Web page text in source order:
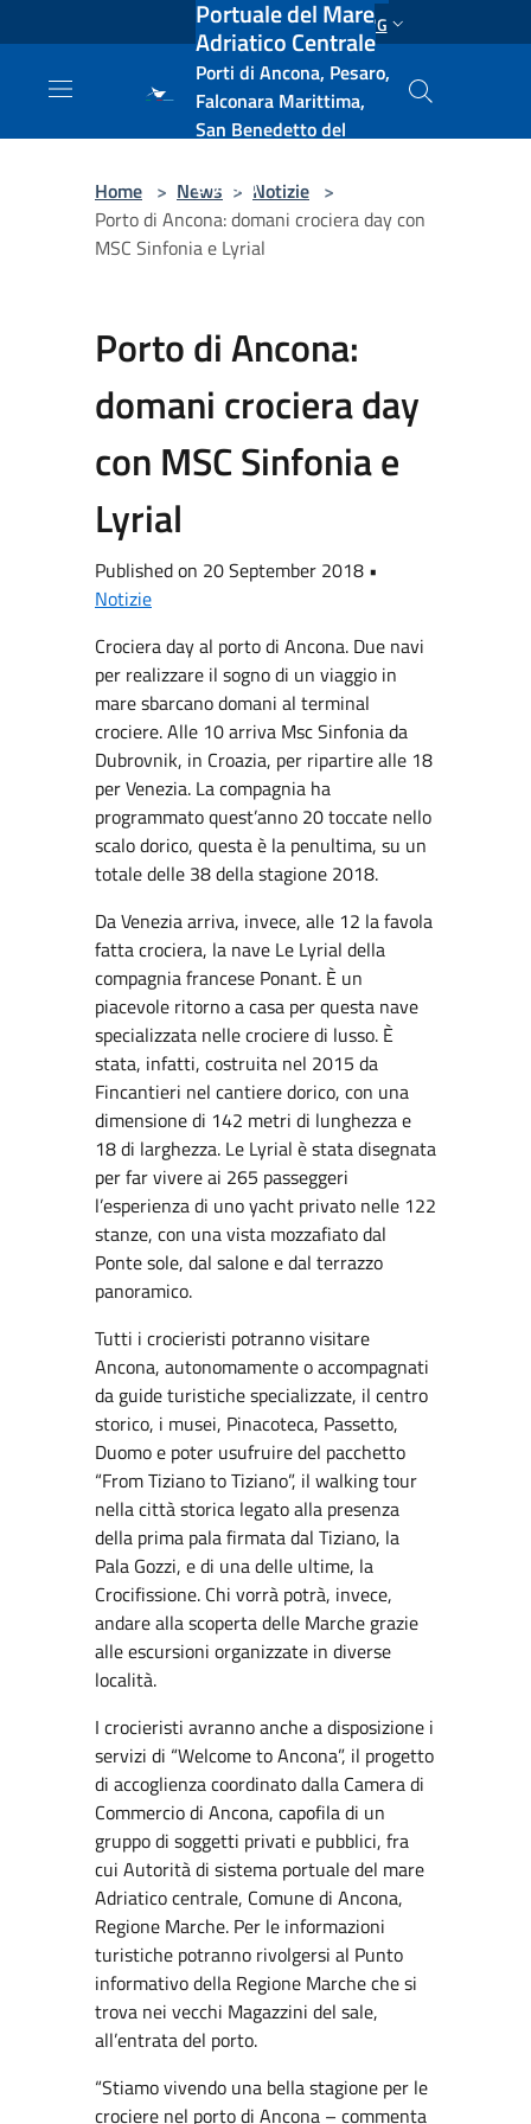
Salta al contenuto principale ENG
Portuale del Mare
Adriatico Centrale
Porti di Ancona, Pesaro,
Falconara Marittima,
San Benedetto del
e Vasto
Home > News > Notizie >
Porto di Ancona: domani crociera day con
MSC Sinfonia e Lyrial
Porto di Ancona:
domani crociera day
con MSC Sinfonia e
Lyrial
Published on 20 September 2018 •
Notizie
Crociera day al porto di Ancona. Due navi
per realizzare il sogno di un viaggio in
mare sbarcano domani al terminal
crociere. Alle 10 arriva Msc Sinfonia da
Dubrovnik, in Croazia, per ripartire alle 18
per Venezia. La compagnia ha
programmato quest’anno 20 toccate nello
scalo dorico, questa è la penultima, su un
totale delle 38 della stagione 2018.
Da Venezia arriva, invece, alle 12 la favola
fatta crociera, la nave Le Lyrial della
compagnia francese Ponant. È un
piacevole ritorno a casa per questa nave
specializzata nelle crociere di lusso. È
stata, infatti, costruita nel 2015 da
Fincantieri nel cantiere dorico, con una
dimensione di 142 metri di lunghezza e
18 di larghezza. Le Lyrial è stata disegnata
per far vivere ai 265 passeggeri
l’esperienza di uno yacht privato nelle 122
stanze, con una vista mozzafiato dal
Ponte sole, dal salone e dal terrazzo
panoramico.
Tutti i crocieristi potranno visitare
Ancona, autonomamente o accompagnati
da guide turistiche specializzate, il centro
storico, i musei, Pinacoteca, Passetto,
Duomo e poter usufruire del pacchetto
“From Tiziano to Tiziano”, il walking tour
nella città storica legato alla presenza
della prima pala firmata dal Tiziano, la
Pala Gozzi, e di una delle ultime, la
Crocifissione. Chi vorrà potrà, invece,
andare alla scoperta delle Marche grazie
alle escursioni organizzate in diverse
località.
I crocieristi avranno anche a disposizione i
servizi di “Welcome to Ancona”, il progetto
di accoglienza coordinato dalla Camera di
Commercio di Ancona, capofila di un
gruppo di soggetti privati e pubblici, fra
cui Autorità di sistema portuale del mare
Adriatico centrale, Comune di Ancona,
Regione Marche. Per le informazioni
turistiche potranno rivolgersi al Punto
informativo della Regione Marche che si
trova nei vecchi Magazzini del sale,
all’entrata del porto.
“Stiamo vivendo una bella stagione per le
crociere nel porto di Ancona – commenta